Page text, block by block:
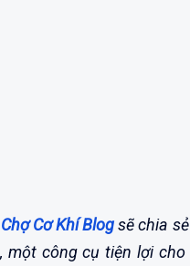
Cơ Khí Blogsẽ chia
một công cụ tiện lợi